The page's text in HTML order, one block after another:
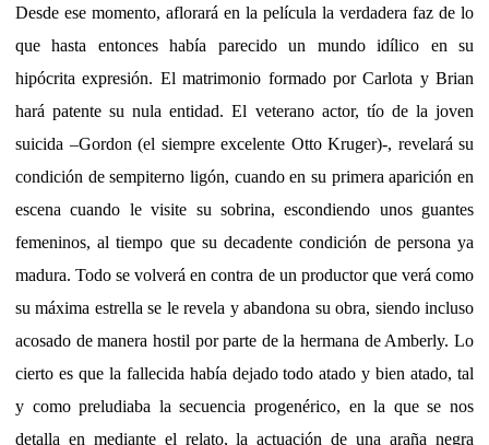
Desde ese momento, aflorará en la película la verdadera faz de lo
que hasta entonces había parecido un mundo idílico en su
hipócrita expresión. El matrimonio formado por Carlota y Brian
hará patente su nula entidad. El veterano actor, tío de la joven
suicida –Gordon (el siempre excelente Otto Kruger)-, revelará su
condición de sempiterno ligón, cuando en su primera aparición en
escena cuando le visite su sobrina, escondiendo unos guantes
femeninos, al tiempo que su decadente condición de persona ya
madura. Todo se volverá en contra de un productor que verá como
su máxima estrella se le revela y abandona su obra, siendo incluso
acosado de manera hostil por parte de la hermana de Amberly. Lo
cierto es que la fallecida había dejado todo atado y bien atado, tal
y como preludiaba la secuencia progenérico, en la que se nos
detalla en mediante el relato, la actuación de una araña negra